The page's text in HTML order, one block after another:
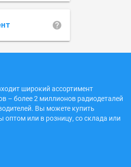
широкий ассортимент
– более 2 миллионов радиодеталей
Вы можете купить
или в розницу, со склада или